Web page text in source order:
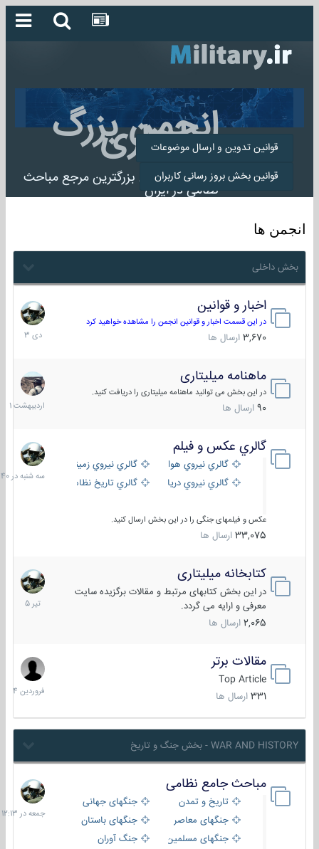
انجمن بزرگ
میلیتاری
انجمن میلیتاری بزرگترین مرجع مباحث
نظامی در ایران
قوانین تدوین و ارسال موضوعات
قوانین بخش بروز رسانی کاربران
انجمن ها
بخش داخلی
اخبار و قوانین
در این قسمت اخبار و قوانین انجمن را مشاهده خواهید کرد
3,670 ارسال ها
22
دی
1403
ماهنامه میلیتاری
در این بخش می توانید ماهنامه میلیتاری را دریافت کنید.
90 ارسال ها
30
1401
گالري عكس و فيلم
گالري نيروي هوايي
گالري نيروي زميني
گالري نيروي دريايي
گالري تاریخ نظامی
عکس و فیلمهای جنگی را در این بخش ارسال کنید.
33,075 ارسال ها
سه
شنبه
در
کتابخانه میلیتاری
در این بخش کتابهای مرتبط و مقالات برگزیده سایت
معرفی و ارایه می گردد.
2,065 ارسال ها
16
تیر
1405
مقالات برتر
Top Article
331 ارسال ها
29
فروردین
1404
WAR AND HISTORY - بخش جنگ و تاریخ
مباحث جامع نظامی
تاریخ و تمدن
جنگهای جهانی
جنگهای معاصر
جنگهای باستان
جنگهای مسلمین
جنگ آوران
جمعه
در
12:13